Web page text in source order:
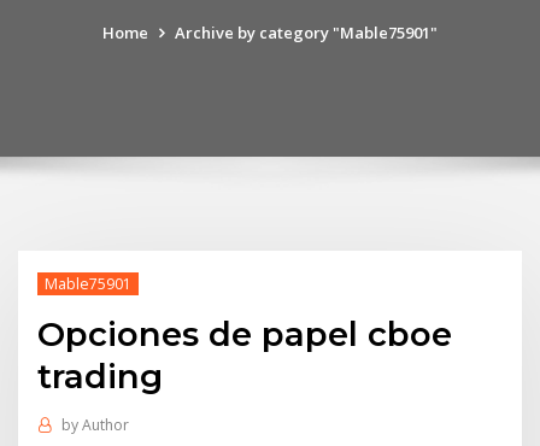
Home Archive by category "Mable75901"
Mable75901
Opciones de papel cboe
trading
byAuthor